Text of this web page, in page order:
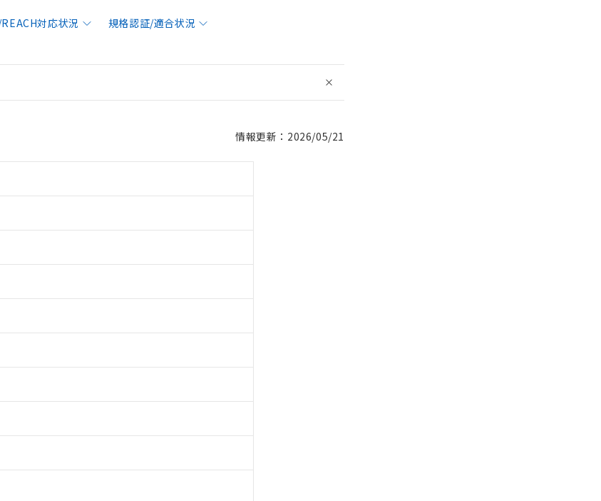
対応状況 規格認証/適合状況
情報更新：2026/05/21